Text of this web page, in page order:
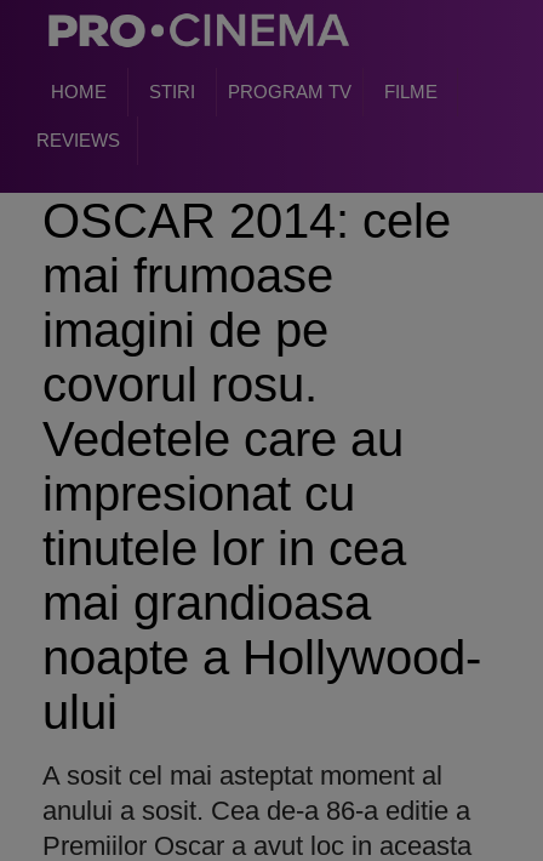
HOME STIRI PROGRAM TV FILME
REVIEWS
OSCAR 2014: cele
mai frumoase
imagini de pe
covorul rosu.
Vedetele care au
impresionat cu
tinutele lor in cea
mai grandioasa
noapte a Hollywood-
ului
A sosit cel mai asteptat moment al
anului a sosit. Cea de-a 86-a editie a
Premiilor Oscar a avut loc in aceasta